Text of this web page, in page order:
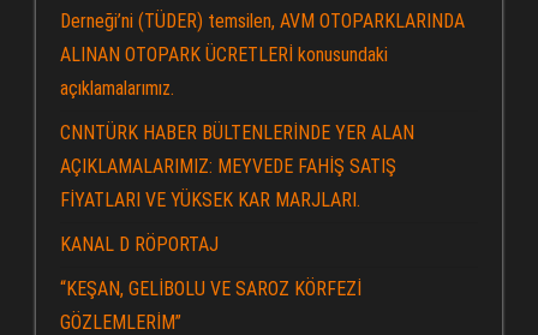
Derneği’ni (TÜDER) temsilen, AVM OTOPARKLARINDA
ALINAN OTOPARK ÜCRETLERİ konusundaki
açıklamalarımız.
CNNTÜRK HABER BÜLTENLERİNDE YER ALAN
AÇIKLAMALARIMIZ: MEYVEDE FAHİŞ SATIŞ
FİYATLARI VE YÜKSEK KAR MARJLARI.
KANAL D RÖPORTAJ
“KEŞAN, GELİBOLU VE SAROZ KÖRFEZİ
GÖZLEMLERİM”